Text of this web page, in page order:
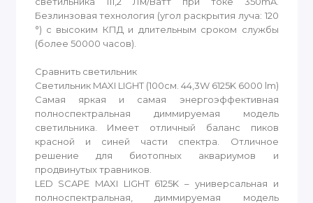
Безлинзовая технология (угол раскрытия луча: 120
°) с высоким КПД и длительным сроком службы
(более 50000 часов).
Сравнить светильник
Светильник MAXI LIGHT (100см. 44,3W 6125K 6000 lm)
Самая яркая и самая энергоэффективная
полноспектральная диммируемая модель
светильника. Имеет отличный баланс пиков
красной и синей части спектра. Отличное
решение для биотопных аквариумов и
продвинутых травников.
LED SCAPE MAXI LIGHT 6125K – универсальная и
полноспектральная, диммируемая модель